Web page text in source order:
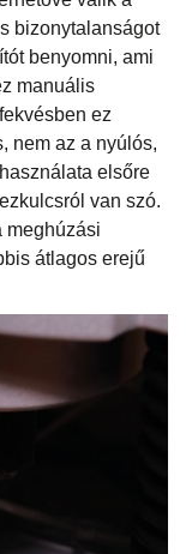
bizonytalanságot
benyomni, ami
manuális
ez
nem az a nyúlós,
elsőre
van szó.
meghúzási
átlagos erejű